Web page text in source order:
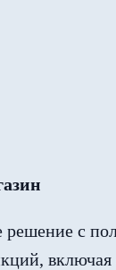
решение с
включая